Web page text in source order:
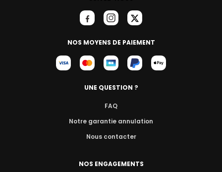
NOS MOYENS DE PAIEMENT
UNE QUESTION ?
FAQ
Notre garantie annulation
Nous contacter
NOS ENGAGEMENTS